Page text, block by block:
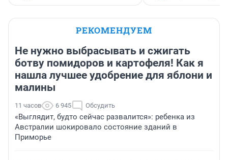
РЕКОМЕНДУЕМ
Не нужно выбрасывать и сжигать
ботву помидоров и картофеля! Как я
нашла лучшее удобрение для яблони и
малины
11 часов 6 945 Обсудить
«Выглядит, будто сейчас развалится»: ребенка из
Австралии шокировало состояние зданий в
Приморье